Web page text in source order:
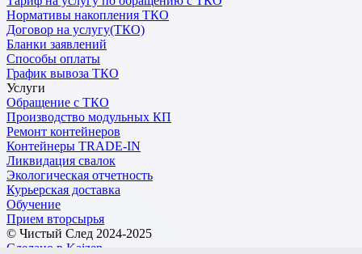
Нормативы накопления ТКО
Договор на услугу(ТКО)
Бланки заявлений
Способы оплаты
График вывоза ТКО
Услуги
Обращение с ТКО
Производство модульных КП
Ремонт контейнеров
Контейнеры TRADE-IN
Ликвидация свалок
Экологическая отчетность
Курьерская доставка
Обучение
Прием вторсырья
© Чистый След 2024-2025
Сделано в Kaizen